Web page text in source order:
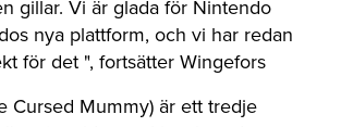
gillar. Vi är glada för Nintendo
nya plattform, och vi har redan
för det ", fortsätter Wingefors
Cursed Mummy) är ett tredje